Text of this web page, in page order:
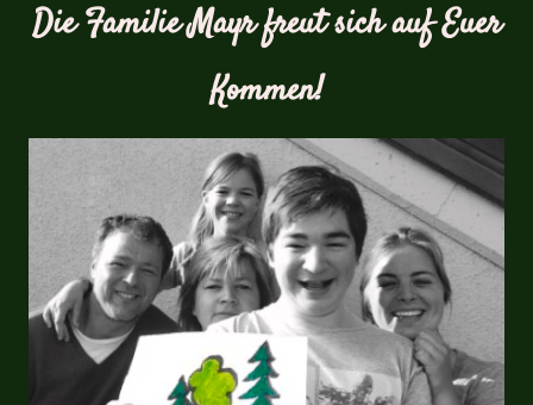
Die Familie Mayr freut sich auf Euer
Kommen!